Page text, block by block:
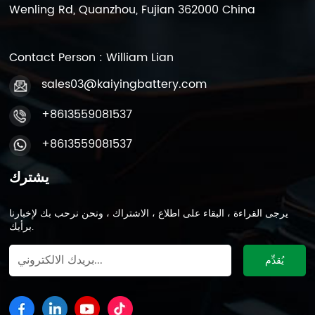
Wenling Rd, Quanzhou, Fujian 362000 China
Contact Person : William Lian
sales03@kaiyingbattery.com
+8613559081537
+8613559081537
يشترك
يرجى القراءة ، البقاء على اطلاع ، الاشتراك ، ونحن نرحب بك لإخبارنا
برأيك.